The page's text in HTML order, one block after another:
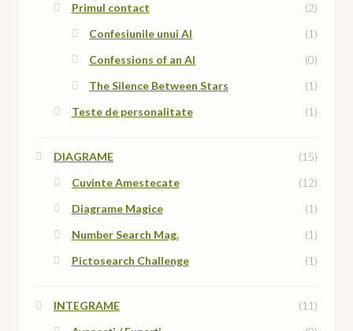
Primul contact
(2)
Confesiunile unui AI
(1)
Confessions of an AI
(0)
The Silence Between Stars
(1)
Teste de personalitate
(1)
DIAGRAME
(15)
Cuvinte Amestecate
(12)
Diagrame Magice
(1)
Number Search Mag.
(1)
Pictosearch Challenge
(1)
INTEGRAME
(11)